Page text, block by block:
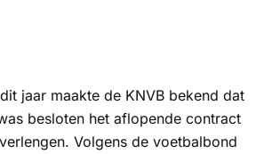
jaar maakte de KNVB bekend dat
besloten het aflopende contract
Volgens de voetbalbond